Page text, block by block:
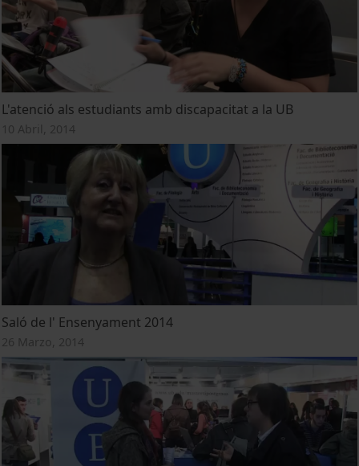
L'atenció als estudiants amb discapacitat a la UB
10 Abril, 2014
Saló de l' Ensenyament 2014
26 Marzo, 2014